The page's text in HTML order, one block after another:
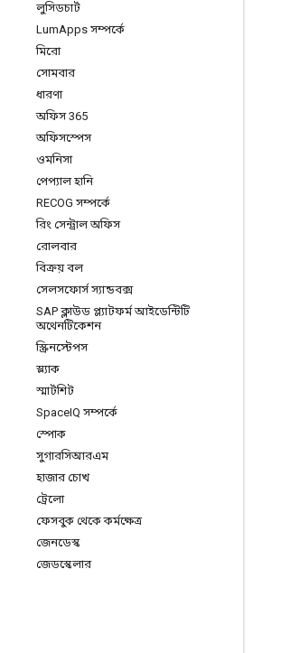
লুসিডচার্ট
LumApps সম্পর্কে
মিরো
সোমবার
ধারণা
অফিস 365
অফিসস্পেস
ওমনিসা
পেপ্যাল ​​হানি
RECOG সম্পর্কে
রিং সেন্ট্রাল অফিস
রোলবার
বিক্রয় বল
সেলসফোর্স স্যান্ডবক্স
SAP ক্লাউড প্ল্যাটফর্ম আইডেন্টিটি
অথেনটিকেশন
স্ক্রিনস্টেপস
স্ল্যাক
স্মার্টশিট
SpaceIQ সম্পর্কে
স্পোক
সুগারসিআরএম
হাজার চোখ
ট্রেলো
ফেসবুক থেকে কর্মক্ষেত্র
জেনডেস্ক
জেডস্কেলার